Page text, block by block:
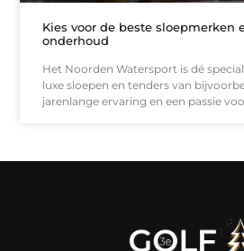
Kies voor de beste sloepmerken
onderhoud
Het Noorden Watersport is dé
luxe sloepen en tenders van
jarenlange ervaring en een passie